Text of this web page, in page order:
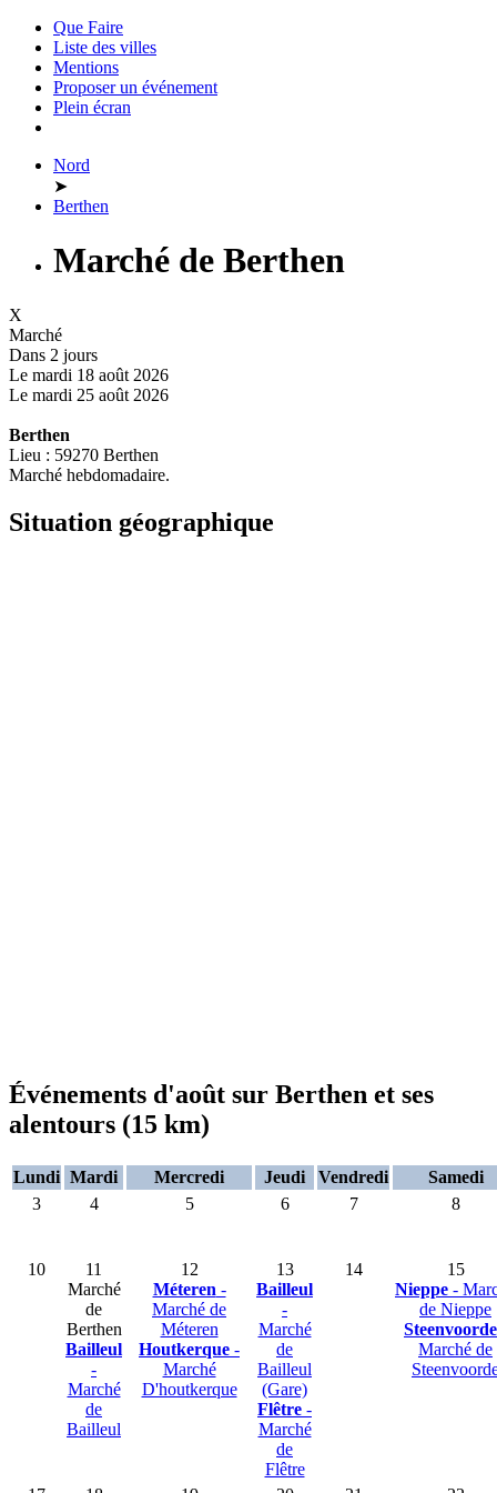
Que Faire
Liste des villes
Mentions
Proposer un événement
Plein écran
Nord
➤
Berthen
Marché de Berthen
X
Marché
Dans 2 jours
Le mardi 18 août 2026
Le mardi 25 août 2026
Berthen
Lieu : 59270 Berthen
Marché hebdomadaire.
Situation géographique
Événements d'août sur Berthen et ses
alentours (15 km)
Lundi Mardi Mercredi Jeudi Vendredi
Samedi
3
4 5 6 7 8
10
11
Marché
de
Berthen
Bailleul
-
Marché
de
Bailleul
12
Méteren -
Marché de
Méteren
Houtkerque -
Marché
D'houtkerque
13
Bailleul
-
Marché
de
Bailleul
(Gare)
Flêtre -
Marché
de
Flêtre
14
15
Nieppe -
de Nieppe
Steenvoorde
Marché de